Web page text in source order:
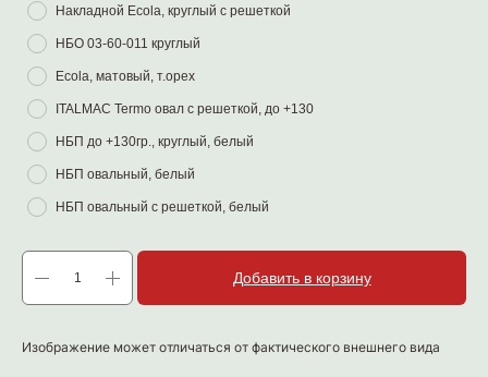
Накладной Ecola, круглый с решеткой
НБО 03-60-011 круглый
Ecola, матовый, т.орех
ITALMAC Termo овал с решеткой, до +130
НБП до +130гр., круглый, белый
НБП овальный, белый
НБП овальный с решеткой, белый
Добавить в корзину
Изображение может отличаться от фактического внешнего вида